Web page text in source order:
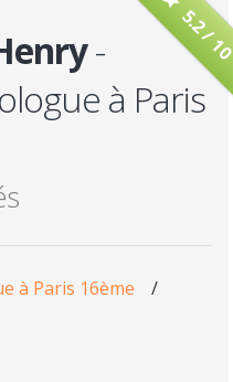
5.2 /
-
à Paris
à Paris 16ème
/